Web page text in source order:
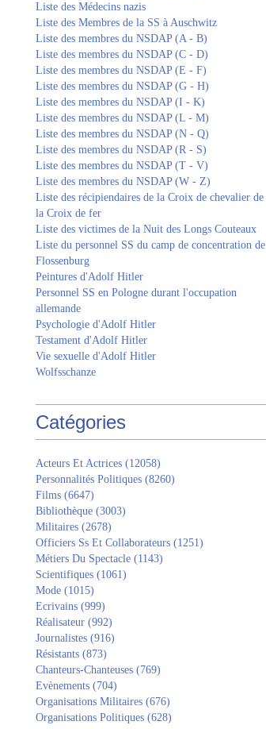
Liste des Médecins nazis
Liste des Membres de la SS à Auschwitz
Liste des membres du NSDAP (A - B)
Liste des membres du NSDAP (C - D)
Liste des membres du NSDAP (E - F)
Liste des membres du NSDAP (G - H)
Liste des membres du NSDAP (I - K)
Liste des membres du NSDAP (L - M)
Liste des membres du NSDAP (N - Q)
Liste des membres du NSDAP (R - S)
Liste des membres du NSDAP (T - V)
Liste des membres du NSDAP (W - Z)
Liste des récipiendaires de la Croix de chevalier de
la Croix de fer
Liste des victimes de la Nuit des Longs Couteaux
Liste du personnel SS du camp de concentration de
Flossenburg
Peintures d'Adolf Hitler
Personnel SS en Pologne durant l'occupation
allemande
Psychologie d'Adolf Hitler
Testament d'Adolf Hitler
Vie sexuelle d'Adolf Hitler
Wolfsschanze
Catégories
Acteurs Et Actrices (12058)
Personnalités Politiques (8260)
Films (6647)
Bibliothèque (3003)
Militaires (2678)
Officiers Ss Et Collaborateurs (1251)
Métiers Du Spectacle (1143)
Scientifiques (1061)
Mode (1015)
Ecrivains (999)
Réalisateur (992)
Journalistes (916)
Résistants (873)
Chanteurs-Chanteuses (769)
Evènements (704)
Organisations Militaires (676)
Organisations Politiques (628)